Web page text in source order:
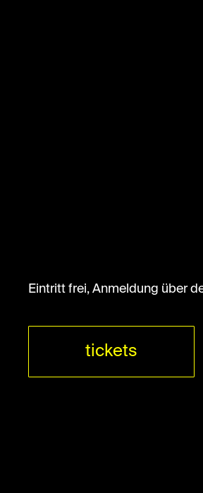
Eintritt frei, Anmeldung über
tickets